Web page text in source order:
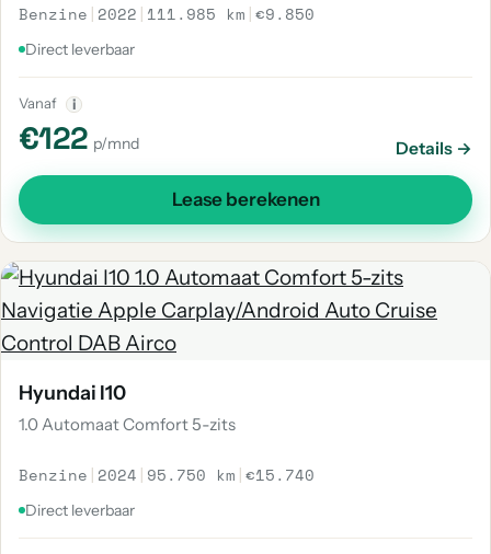
Benzine | 2022 | 111.985 km |€9.850
Direct leverbaar
Vanaf i
€122 p/mnd Details →
Lease berekenen
Hyundai I10
1.0 Automaat Comfort 5-zits
Benzine | 2024 | 95.750 km |€15.740
Direct leverbaar